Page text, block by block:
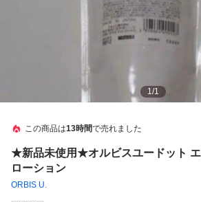
1/1
この商品は13時間で売れました
★新品未使用★オルビスユードット
ローション
ORBIS U.